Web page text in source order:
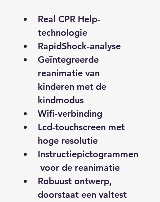
Real CPR Help-
technologie
RapidShock-analyse
Geïntegreerde
reanimatie van
kinderen met de
kindmodus
Wifi-verbinding
Lcd-touchscreen met
hoge resolutie
Instructiepictogrammen
voor de reanimatie
Robuust ontwerp,
doorstaat een valtest